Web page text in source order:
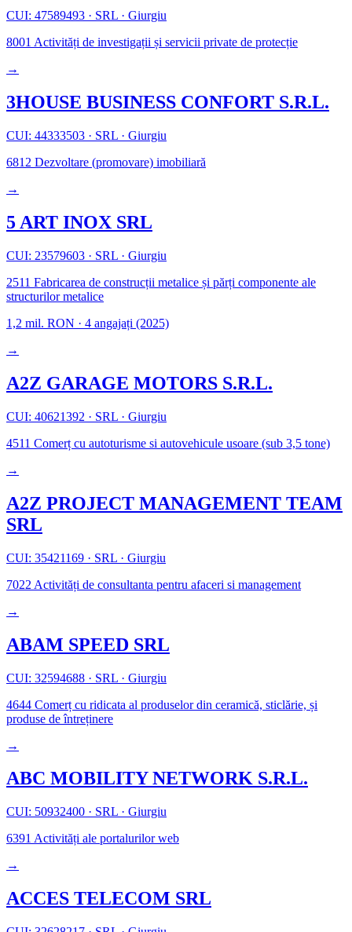
CUI: 47589493 · SRL · Giurgiu
8001 Activități de investigații și servicii private de protecție
→
3HOUSE BUSINESS CONFORT S.R.L.
CUI: 44333503 · SRL · Giurgiu
6812 Dezvoltare (promovare) imobiliară
→
5 ART INOX SRL
CUI: 23579603 · SRL · Giurgiu
2511 Fabricarea de construcții metalice și părți componente ale
structurilor metalice
1,2 mil. RON · 4 angajați (2025)
→
A2Z GARAGE MOTORS S.R.L.
CUI: 40621392 · SRL · Giurgiu
4511 Comerț cu autoturisme si autovehicule usoare (sub 3,5 tone)
→
A2Z PROJECT MANAGEMENT TEAM
SRL
CUI: 35421169 · SRL · Giurgiu
7022 Activități de consultanta pentru afaceri si management
→
ABAM SPEED SRL
CUI: 32594688 · SRL · Giurgiu
4644 Comerț cu ridicata al produselor din ceramică, sticlărie, și
produse de întreținere
→
ABC MOBILITY NETWORK S.R.L.
CUI: 50932400 · SRL · Giurgiu
6391 Activități ale portalurilor web
→
ACCES TELECOM SRL